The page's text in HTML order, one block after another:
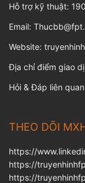
Hỗ trợ kỹ thuật:
Email:
Website:
Địa chỉ điểm giao
Hỏi & Đáp liên
THEO DÕI
https://
https://
https://